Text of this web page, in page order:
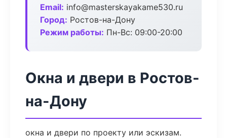
Email: info@masterskayakame530.ru
Город: Ростов-на-Дону
Режим работы: Пн-Вс: 09:00-20:00
Окна и двери в Ростов-
на-Дону
окна и двери по проекту или эскизам.